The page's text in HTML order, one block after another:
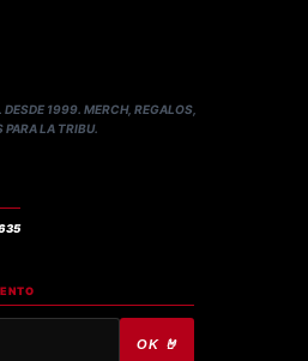
1999. MERCH, REGALOS,
PARA LA TRIBU.
OK 🤘